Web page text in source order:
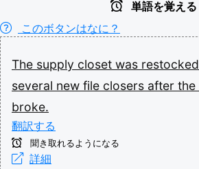
単語を覚える
このボタンはなに？
The supply closet was restocked
several new file closers after the
broke.
翻訳する
聞き取れるようになる
詳細